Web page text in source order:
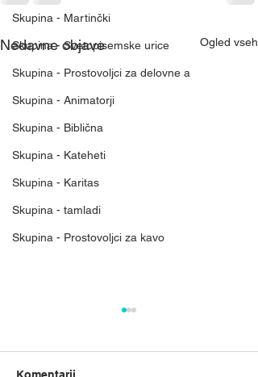
Skupina - Martinčki
Skupina - Svetopisemske urice
Skupina - Prostovoljci za delovne a
Skupina - Animatorji
Skupina - Biblična
Skupina - Kateheti
Skupina - Karitas
Skupina - tamladi
Skupina - Prostovoljci za kavo
Nedavne objave Ogled vseh
Nebeško kraljestvo ni le